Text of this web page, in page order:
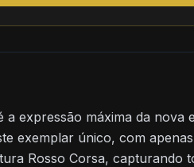
a expressão máxima da nova
exemplar único, com
Rosso Corsa, capturando